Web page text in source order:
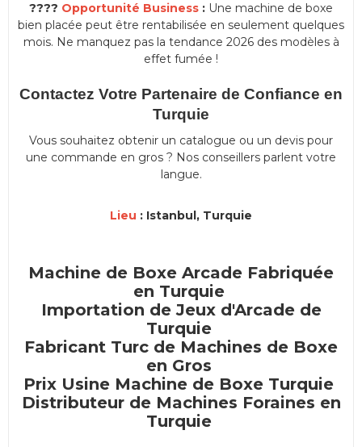
???? Opportunité Business : Une machine de boxe
bien placée peut être rentabilisée en seulement quelques
mois. Ne manquez pas la tendance 2026 des modèles à
effet fumée !
Contactez Votre Partenaire de Confiance en
Turquie
Vous souhaitez obtenir un catalogue ou un devis pour
une commande en gros ? Nos conseillers parlent votre
langue.
Lieu : Istanbul, Turquie
Machine de Boxe Arcade Fabriquée
en Turquie
Importation de Jeux d'Arcade de
Turquie
Fabricant Turc de Machines de Boxe
en Gros
Prix Usine Machine de Boxe Turquie
Distributeur de Machines Foraines en
Turquie